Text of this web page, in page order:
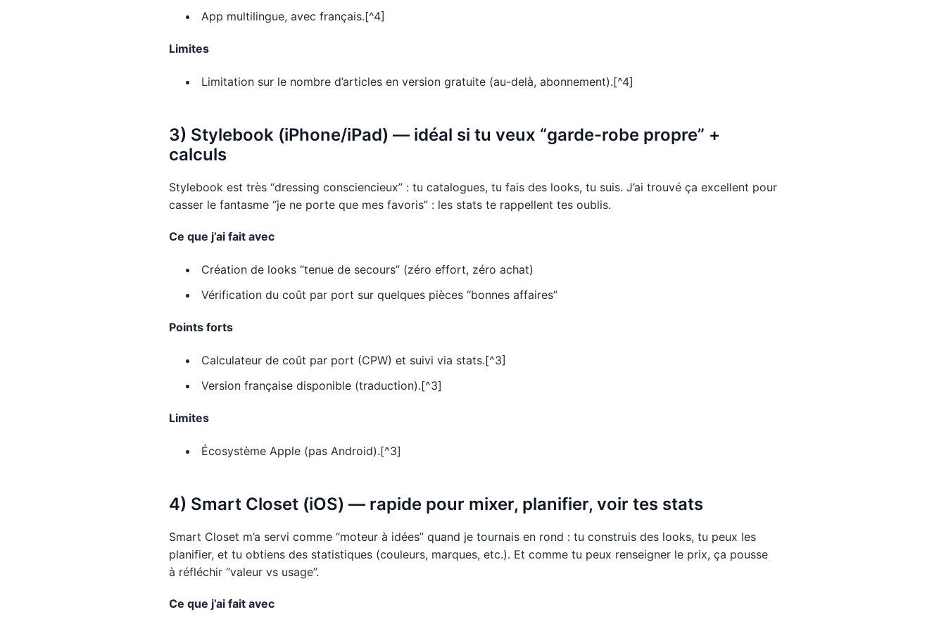
App multilingue, avec français.[^4]
Limites
Limitation sur le nombre d’articles en version gratuite (au-delà, abonnement).[^4]
3) Stylebook (iPhone/iPad) — idéal si tu veux “garde-robe propre” +
calculs
Stylebook est très “dressing consciencieux” : tu catalogues, tu fais des looks, tu suis. J’ai trouvé ça excellent pour
casser le fantasme “je ne porte que mes favoris” : les stats te rappellent tes oublis.
Ce que j’ai fait avec
Création de looks “tenue de secours” (zéro effort, zéro achat)
Vérification du coût par port sur quelques pièces “bonnes affaires”
Points forts
Calculateur de coût par port (CPW) et suivi via stats.[^3]
Version française disponible (traduction).[^3]
Limites
Écosystème Apple (pas Android).[^3]
4) Smart Closet (iOS) — rapide pour mixer, planifier, voir tes stats
Smart Closet m’a servi comme “moteur à idées” quand je tournais en rond : tu construis des looks, tu peux les
planifier, et tu obtiens des statistiques (couleurs, marques, etc.). Et comme tu peux renseigner le prix, ça pousse
à réfléchir “valeur vs usage”.
Ce que j’ai fait avec